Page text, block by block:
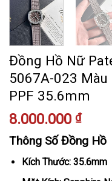
Đồng Hồ Nữ
5067A-023 Màu
PPF 35.6mm
8.000.000 ₫
Thông Số Đồng Hồ
Kích Thước: 35.6mm